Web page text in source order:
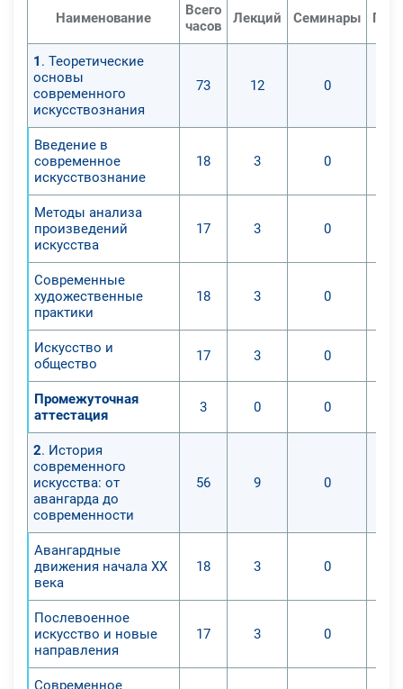
представления искусствоведческих
исследований. Проводится
изучение специфики работы
современного искусствоведу в
различных сферах: музеи, галереи,
образовательные учреждения,
повышение квалификации
специалистов, заинтересованных в
современного искусства и
применении полученных знаний в
Наименование
Всего
часов
Лекций Семинары
1 . Теоретические
основы
современного
искусствознания
73 12 0
Введение в
современное
искусствознание
18 3 0
Методы анализа
произведений
искусства
17 3 0
Современные
художественные
практики
18 3 0
Искусство и
общество
17 3 0
Промежуточная
аттестация
3 0 0
2. История
современного
искусства: от
авангарда до
современности
56 9 0
Авангардные
движения начала XX
века
18 3 0
Послевоенное
искусство и новые
направления
17 3 0
Современное